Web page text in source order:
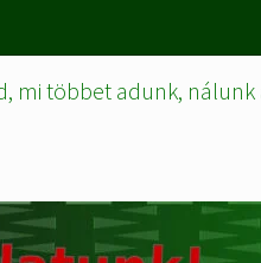
mi többet adunk,